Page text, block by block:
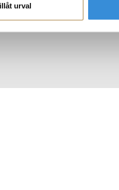
urvalMissoni Home
Snurrade ljus